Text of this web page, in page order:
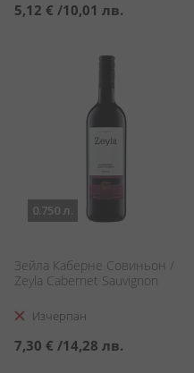
5,12 € /10,01 лв.
0.750 л.
Зейла Каберне Совиньон /
Zeyla Cabernet Sauvignon
Изчерпан
7,30 € /14,28 лв.